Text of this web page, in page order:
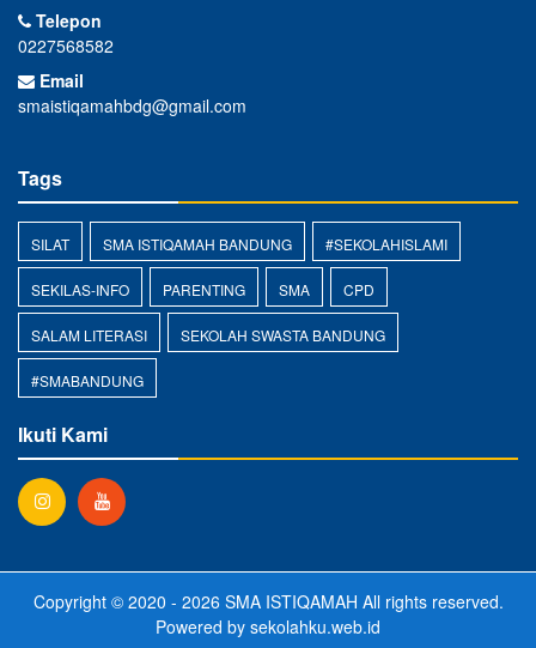
Telepon
0227568582
Email
smaistiqamahbdg@gmail.com
Tags
SILAT SMA ISTIQAMAH BANDUNG #SEKOLAHISLAMI
SEKILAS-INFO PARENTING SMA CPD
SALAM LITERASI SEKOLAH SWASTA BANDUNG
#SMABANDUNG
Ikuti Kami
Copyright © 2020 - 2026 SMA ISTIQAMAH All rights reserved.
Powered by sekolahku.web.id